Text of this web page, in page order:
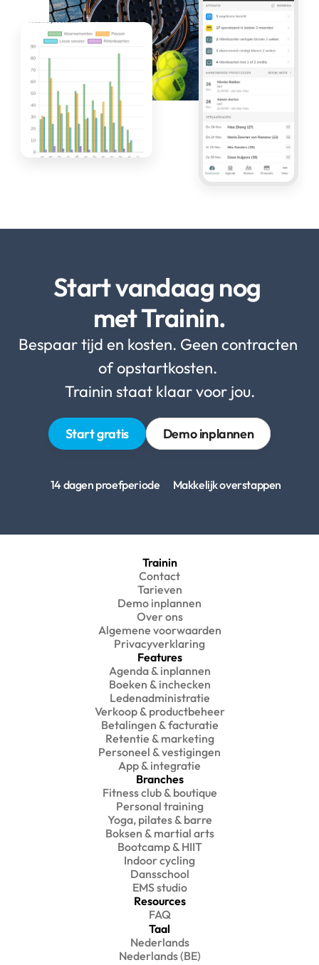
Start vandaag nog
met Trainin.
Bespaar tijd en kosten. Geen contracten
of opstartkosten.
Trainin staat klaar voor jou.
Start gratis Demo inplannen
14 dagen proefperiode Makkelijk overstappen
Trainin
Contact
Tarieven
Demo inplannen
Over ons
Algemene voorwaarden
Privacyverklaring
Features
Agenda & inplannen
Boeken & inchecken
Ledenadministratie
Verkoop & productbeheer
Betalingen & facturatie
Retentie & marketing
Personeel & vestigingen
App & integratie
Branches
Fitness club & boutique
Personal training
Yoga, pilates & barre
Boksen & martial arts
Bootcamp & HIIT
Indoor cycling
Dansschool
EMS studio
Resources
FAQ
Taal
Nederlands
Nederlands (BE)